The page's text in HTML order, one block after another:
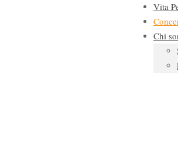
Vita
Chi